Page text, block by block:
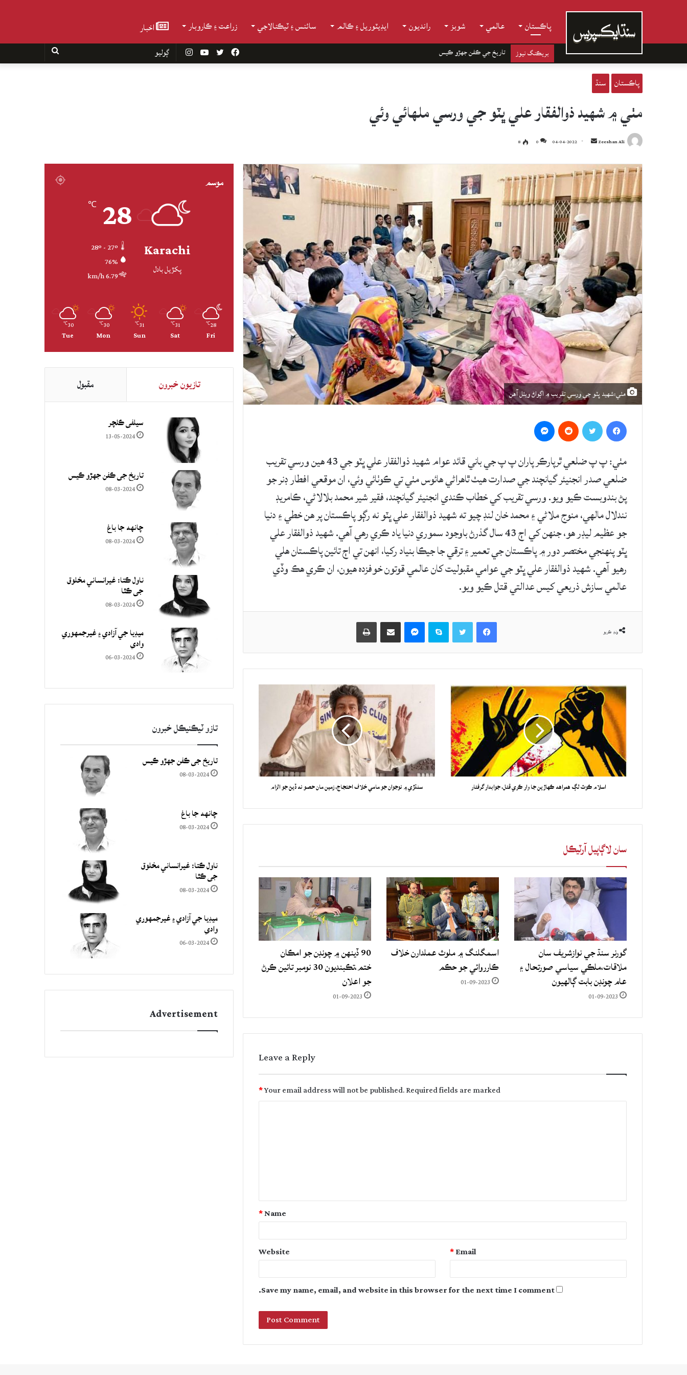
پاڪستان عالمي شوبز رانديون ايڊيٽوريل ۽ ڪالم سائنس ۽ ٽيڪنالاجي زراعت ۽ ڪاروبار اخبار
بريڪنگ نيوز تاريخ جي ڪفن جھڙو ڪيس InstagramYouTube Twitter
Facebook
پاڪستان سنڌ
مٺي ۾ شهيد ذوالفقار علي ڀٽو جي ورسي ملهائي وئي
Zeeshan Ali
Send
email
04-04-2022
0
8
مٺي:شهيد ڀٽو جي ورسي تقريب ۾ اڳواڻ ويٺل آهن
مٺي: پ پ ضلعي ٿرپارڪر پاران پ پ جي باني قائد عوام شهيد ذوالفقار علي ڀٽو جي 43 هين ورسي تقريب
ضلعي صدر انجنيئر گيانچند جي صدارت هيٺ ٿاهراڻي هائوس مٺي تي ڪوٺائي وئي، ان موقعي افطار ڊنر جو
پڻ بندوبست ڪيو ويو. ورسي تقريب کي خطاب ڪندي انجنيئر گيانچند، فقير شير محمد بلالاڻي، ڪامريڊ
نندلال مالهي، منوج ملاڻي ۽ محمد خان لنڊ چيو ته شهيد ذوالفقار علي ڀٽو نه رڳو پاڪستان پر هن خطي ۽ دنيا
جو عظيم ليڊر هو، جنهن کي اڄ 43 سال گذرڻ باوجود سموري دنيا ياد ڪري رهي آهي. شهيد ذوالفقار علي
ڀٽو پنهنجي مختصر دور ۾ پاڪستان جي تعمير ۽ ترقي جا جيڪا بنياد رکيا، انهن تي اڄ تائين پاڪستان هلي
رهيو آهي. شهيد ذوالفقار علي ڀٽو جي عوامي مقبوليت کان عالمي قوتون خوفزده هيون، ان ڪري هڪ وڏي
عالمي سازش ذريعي کيس عدالتي قتل ڪيو ويو.
ونڊ ڪريو
Facebook
Skype حصيداري ڪريو اي ميل ذريعي
اسلام ڪوٽ لڳ همراهه ڪهاڙين جا وار ڪري قتل، جوابدار گرفتار سنڌڙي ۾ نوجوان جو مامي خلاف احتجاج، زمين مان حصو نه ڏيڻ جو الزام
سان لاڳاپيل آرٽيڪل
گورنر سنڌ جي نوازشريف سان
ملاقات،ملڪي سياسي صورتحال ۽
عام چونڊن بابت ڳالهيون
01-09-2023
اسمگلنگ ۾ ملوث عملدارن خلاف
ڪارروائي جو حڪم
01-09-2023
90 ڏينهن ۾ چونڊن جو امڪان
ختم،تڪبنديون 30 نومبر تائين ڪرڻ
جو اعلان
01-09-2023
Leave a Reply
Your email address will not be published.Required fields are marked
*
t
Name
*
Email
*
Website
Save my name, email, and website in this browser for the next time I comment.
موسم
Karachi
پکڙيل بادل
28
℃
76%
6.79 km/h
28
℃
Fri
31
℃
Sat
31
℃
Sun
30
℃
Mon
30
℃
Tue
تازيون خبرون مقبول
سيلفي ڪلچر
13-05-2024
تاريخ جي ڪفن جھڙو ڪيس
08-03-2024
چانهه جا باغ
08-03-2024
ناول ڪتا: غيرانساني مخلوق
جي ڪٿا
08-03-2024
ميڊيا جي آزادي ۽ غيرجمھوري
وادي
06-03-2024
تازو ٽيڪنيڪل خبرون
تاريخ جي ڪفن جھڙو ڪيس
08-03-2024
چانهه جا باغ
08-03-2024
ناول ڪتا: غيرانساني مخلوق
جي ڪٿا
08-03-2024
ميڊيا جي آزادي ۽ غيرجمھوري
وادي
06-03-2024
Advertisement